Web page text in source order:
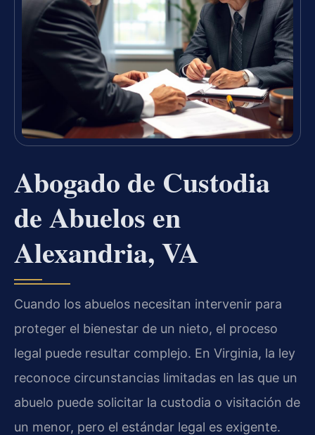
Abogado de Custodia
de Abuelos en
Alexandria, VA
Cuando los abuelos necesitan intervenir para
proteger el bienestar de un nieto, el proceso
legal puede resultar complejo. En Virginia, la ley
reconoce circunstancias limitadas en las que un
abuelo puede solicitar la custodia o visitación de
un menor, pero el estándar legal es exigente.